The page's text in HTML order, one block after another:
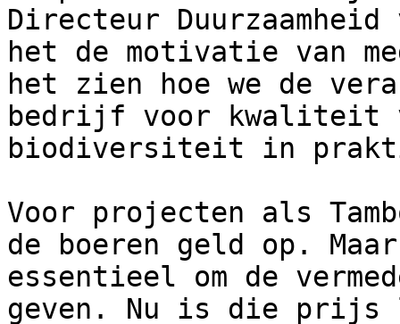
Directeur
het de motivatie van
het zien hoe we de
bedrijf voor kwaliteit
biodiversiteit in
Voor projecten als
de boeren geld op.
essentieel om de
geven. Nu is die prijs